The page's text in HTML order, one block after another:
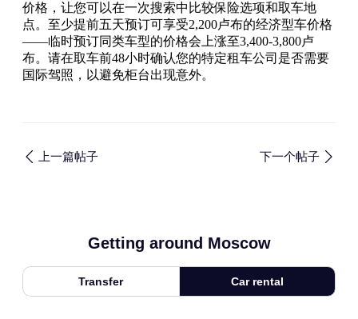
价格，让您可以在一次搜索中比较保险选项和取车地
点。至少提前五天预订可享受2,200卢布的经济型车价格
——临时预订同类车型的价格会上涨至3,400-3,800卢
布。请在取车前48小时确认您的特定租车公司是否需要
国际驾照，以避免柜台出现意外。
上一篇帖子 下一个帖子
Getting around Moscow
Transfer Car rental